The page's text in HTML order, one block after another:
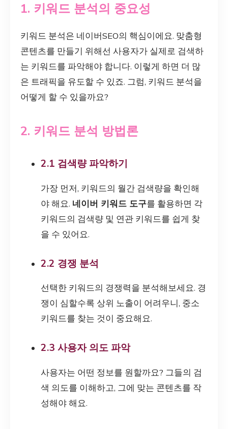
1. 키워드 분석의 중요성
키워드 분석은 네이버SEO의 핵심이에요. 맞춤형
콘텐츠를 만들기 위해선 사용자가 실제로 검색하
는 키워드를 파악해야 합니다. 이렇게 하면 더 많
은 트래픽을 유도할 수 있죠. 그럼, 키워드 분석을
어떻게 할 수 있을까요?
2. 키워드 분석 방법론
2.1 검색량 파악하기
가장 먼저, 키워드의 월간 검색량을 확인해
야 해요. 네이버 키워드 도구를 활용하면 각
키워드의 검색량 및 연관 키워드를 쉽게 찾
을 수 있어요.
2.2 경쟁 분석
선택한 키워드의 경쟁력을 분석해보세요. 경
쟁이 심할수록 상위 노출이 어려우니, 중소
키워드를 찾는 것이 중요해요.
2.3 사용자 의도 파악
사용자는 어떤 정보를 원할까요? 그들의 검
색 의도를 이해하고, 그에 맞는 콘텐츠를 작
성해야 해요.